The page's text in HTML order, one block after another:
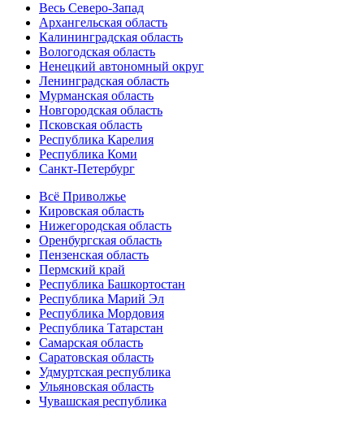
Весь Северо-Запад
Архангельская область
Калининградская область
Вологодская область
Ненецкий автономный округ
Ленинградская область
Мурманская область
Новгородская область
Псковская область
Республика Карелия
Республика Коми
Санкт-Петербург
Всё Приволжье
Кировская область
Нижегородская область
Оренбургская область
Пензенская область
Пермский край
Республика Башкортостан
Республика Марий Эл
Республика Мордовия
Республика Татарстан
Самарская область
Саратовская область
Удмуртская республика
Ульяновская область
Чувашская республика